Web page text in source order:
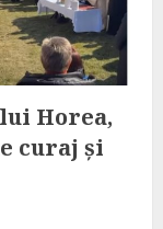
Horea,
curaj și